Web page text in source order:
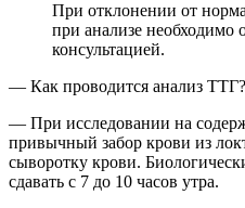
При отклонении от
при анализе необходимо
консультацией.
— Как проводится анализ ТТГ?
— При исследовании на
привычный забор крови из
сыворотку крови.
сдавать с 7 до 10 часов утра.